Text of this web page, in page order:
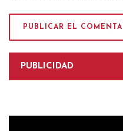
PUBLICIDAD